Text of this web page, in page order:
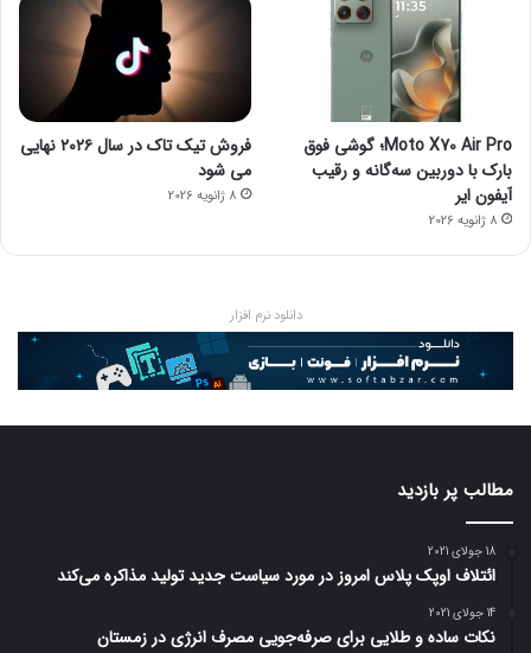
Moto X70 Air Pro؛ گوشی فوق
بارک با دوربین سه‌گانه و رقیب
آیفون ایر
8 ژانویه 2026
فروش تیک تاک در سال ۲۰۲۶ نهایی
می شود
8 ژانویه 2026
دانلود نرم افزار
مطالب پر بازدید
18 جولای 2021
ائتلاف اوپک پلاس امروز در مورد سیاست جدید تولید مذاکره می‌کند
14 جولای 2021
نکات ساده و طلایی برای صرفه‌جویی مصرف انرژی در زمستان